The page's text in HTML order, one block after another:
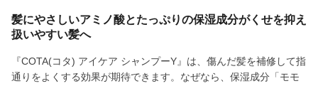
髪にやさしいアミノ酸とたっぷりの保湿成分がくせを抑え
扱いやすい髪へ
『COTA(コタ) アイケア シャンプーY』は、傷んだ髪を補修して指
通りをよくする効果が期待できます。なぜなら、保湿成分「モモ